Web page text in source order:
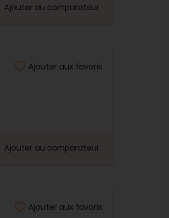
Ajouter au comparateur
Ajouter aux favoris
Ajouter au comparateur
Ajouter aux favoris